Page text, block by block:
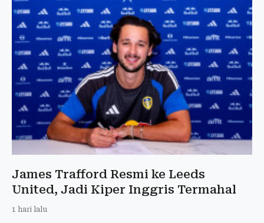
James Trafford Resmi ke Leeds
United, Jadi Kiper Inggris Termahal
1 hari lalu